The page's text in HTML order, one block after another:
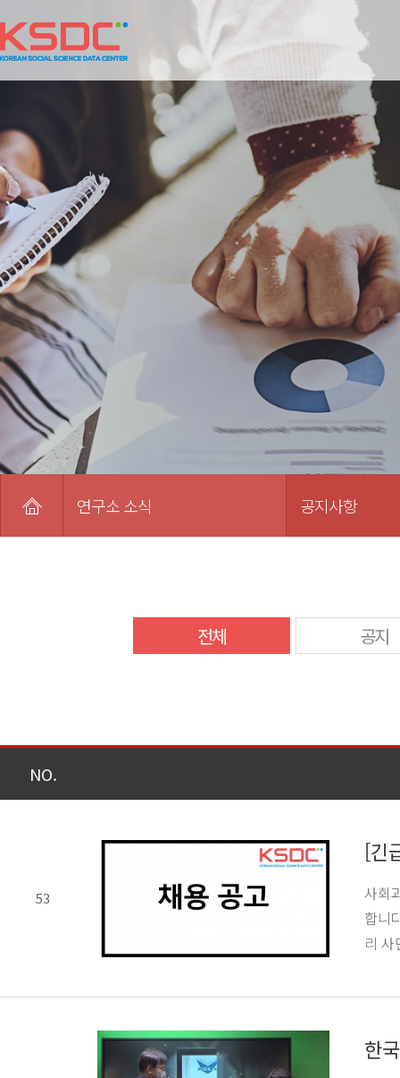
연구소 소식 공지사항
전체 공지
NO.
53
[긴
사회
합니
리
한